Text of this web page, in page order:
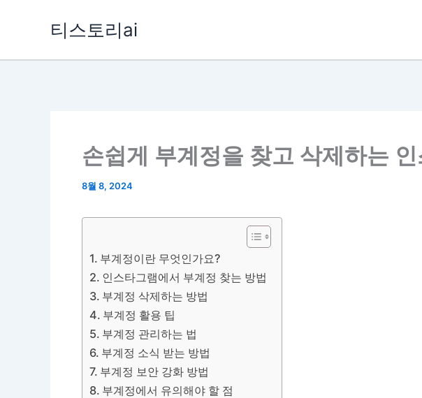
티스토리ai
손쉽게 부계정을 찾고 삭제하는
8월 8, 2024
부계정이란 무엇인가요?
인스타그램에서 부계정 찾는 방법
부계정 삭제하는 방법
부계정 활용 팁
부계정 관리하는 법
부계정 소식 받는 방법
부계정 보안 강화 방법
부계정에서 유의해야 할 점